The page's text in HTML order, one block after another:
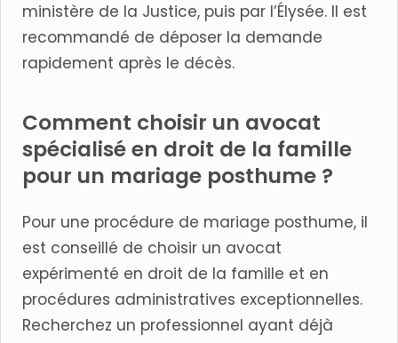
ministère de la Justice, puis par l’Élysée. Il est
recommandé de déposer la demande
rapidement après le décès.
Comment choisir un avocat
spécialisé en droit de la famille
pour un mariage posthume ?
Pour une procédure de mariage posthume, il
est conseillé de choisir un avocat
expérimenté en droit de la famille et en
procédures administratives exceptionnelles.
Recherchez un professionnel ayant déjà